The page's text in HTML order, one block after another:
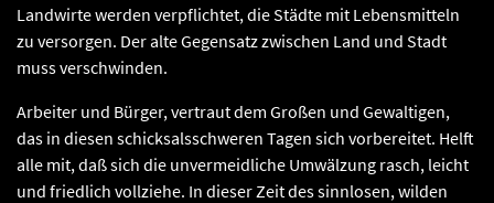
Landwirte werden verpflichtet, die Städte mit Lebensmitteln
zu versorgen. Der alte Gegensatz zwischen Land und Stadt
muss verschwinden.
Arbeiter und Bürger, vertraut dem Großen und Gewaltigen,
das in diesen schicksalsschweren Tagen sich vorbereitet. Helft
alle mit, daß sich die unvermeidliche Umwälzung rasch, leicht
und friedlich vollziehe. In dieser Zeit des sinnlosen, wilden